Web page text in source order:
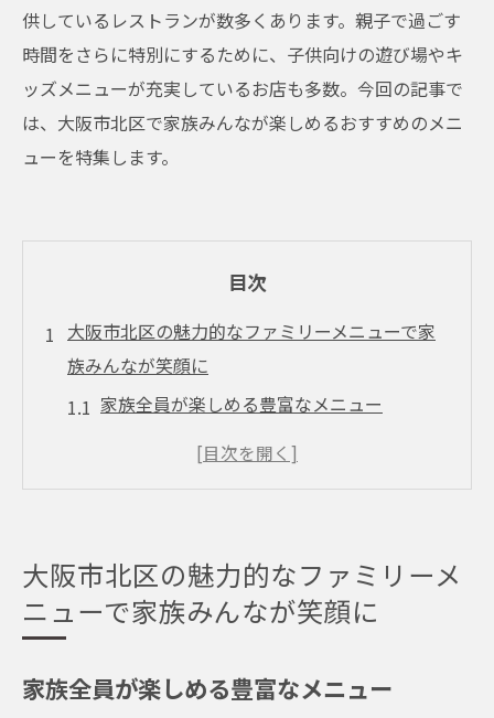
供しているレストランが数多くあります。親子で過ごす
時間をさらに特別にするために、子供向けの遊び場やキ
ッズメニューが充実しているお店も多数。今回の記事で
は、大阪市北区で家族みんなが楽しめるおすすめのメニ
ューを特集します。
目次
大阪市北区の魅力的なファミリーメニューで家
族みんなが笑顔に
家族全員が楽しめる豊富なメニュー
健康的で美味しいファミリーメニューの魅
地元食材を使ったヘルシーファミリーメニ
ュー
ファミリーで楽しむ大阪市北区のおすすめレス
大阪市北区の魅力的なファミリーメ
ニューで家族みんなが笑顔に
家族全員が楽しめる豊富なメニュー